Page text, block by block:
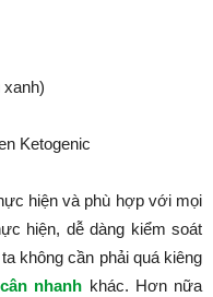
hiện và phù hợp với mọi
hiện, dễ dàng kiểm soát
không cần phải quá kiêng
nhanh khác. Hơn nữa